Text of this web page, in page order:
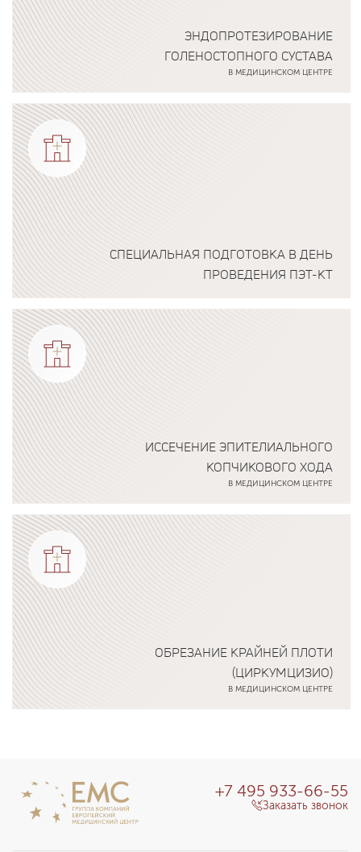
ЭНДОПРОТЕЗИРОВАНИЕ
ГОЛЕНОСТОПНОГО СУСТАВА
В МЕДИЦИНСКОМ ЦЕНТРЕ
Подробнее о программе
СПЕЦИАЛЬНАЯ ПОДГОТОВКА В ДЕНЬ
ПРОВЕДЕНИЯ ПЭТ-КТ
Подробнее о программе
ИССЕЧЕНИЕ ЭПИТЕЛИАЛЬНОГО
КОПЧИКОВОГО ХОДА
В МЕДИЦИНСКОМ ЦЕНТРЕ
Подробнее о программе
ОБРЕЗАНИЕ КРАЙНЕЙ ПЛОТИ
(ЦИРКУМЦИЗИО)
В МЕДИЦИНСКОМ ЦЕНТРЕ
+7 495 933-66-55
Заказать звонок